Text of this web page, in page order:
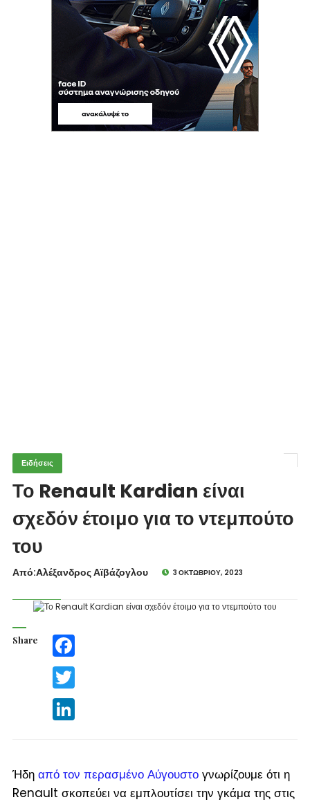
Ειδήσεις
Το Renault Kardian είναι
σχεδόν έτοιμο για το ντεμπούτο
του
Από:Aλέξανδρος Αϊβάζογλου 3 ΟΚΤΩΒΡΊΟΥ, 2023
Share Facebook
Twitter
LinkedIn
Ήδη από τον περασμένο Αύγουστογνωρίζουμε ότι η
Renault σκοπεύει να εμπλουτίσει την γκάμα της στις